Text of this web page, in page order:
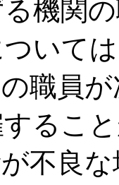
機関
いて
職員が
るこ
不良